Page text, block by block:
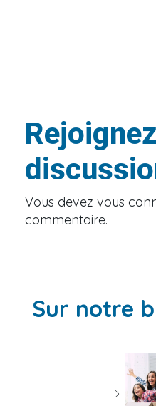
Vous devez vous
commentaire.
Sur notre